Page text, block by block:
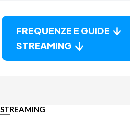
FREQUENZE E GUIDE
STREAMING
STREAMING